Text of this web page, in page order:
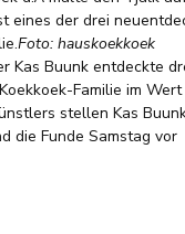
eines der drei
Foto: hauskoekkoek
Kas Buunk entdeckte
Familie im Wert
stellen Kas
die Funde Samstag vor